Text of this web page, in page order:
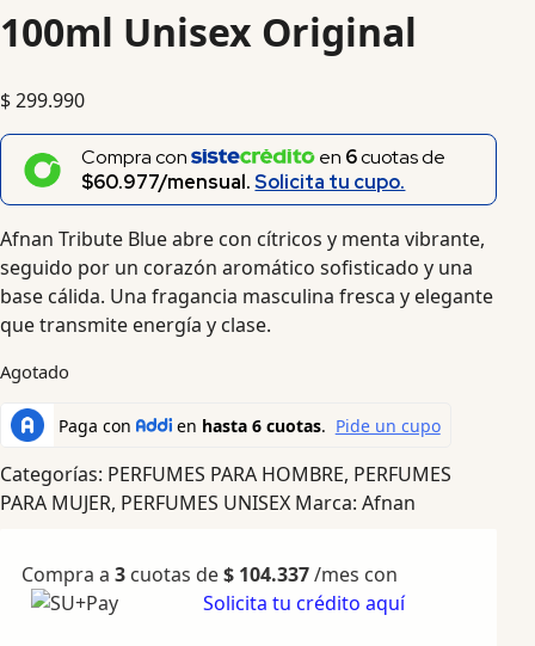
100ml Unisex Original
$299.990
Compra con en 6cuotas de
$60.977/mensual.Solicita tu cupo.
Afnan Tribute Blue abre con cítricos y menta vibrante,
seguido por un corazón aromático sofisticado y una
base cálida. Una fragancia masculina fresca y elegante
que transmite energía y clase.
Agotado
Categorías: PERFUMES PARA HOMBRE, PERFUMES
PARA MUJER, PERFUMES UNISEX Marca: Afnan
Compra a 3 cuotas de$ 104.337/mes con
Solicita tu crédito aquí